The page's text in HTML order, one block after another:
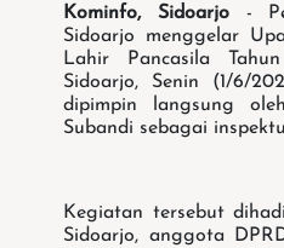
Kominfo, Sidoarjo-
Sidoarjo menggelar
Lahir Pancasila
Sidoarjo, Senin (1/6/
dipimpin langsung
Subandi sebagai
Kegiatan tersebut
Sidoarjo, anggota